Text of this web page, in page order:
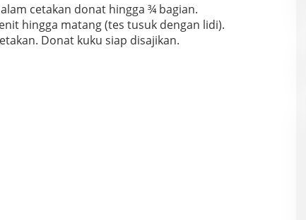
cetakan donat hingga ¾ bagian.
hingga matang (tes tusuk dengan lidi).
Donat kuku siap disajikan.